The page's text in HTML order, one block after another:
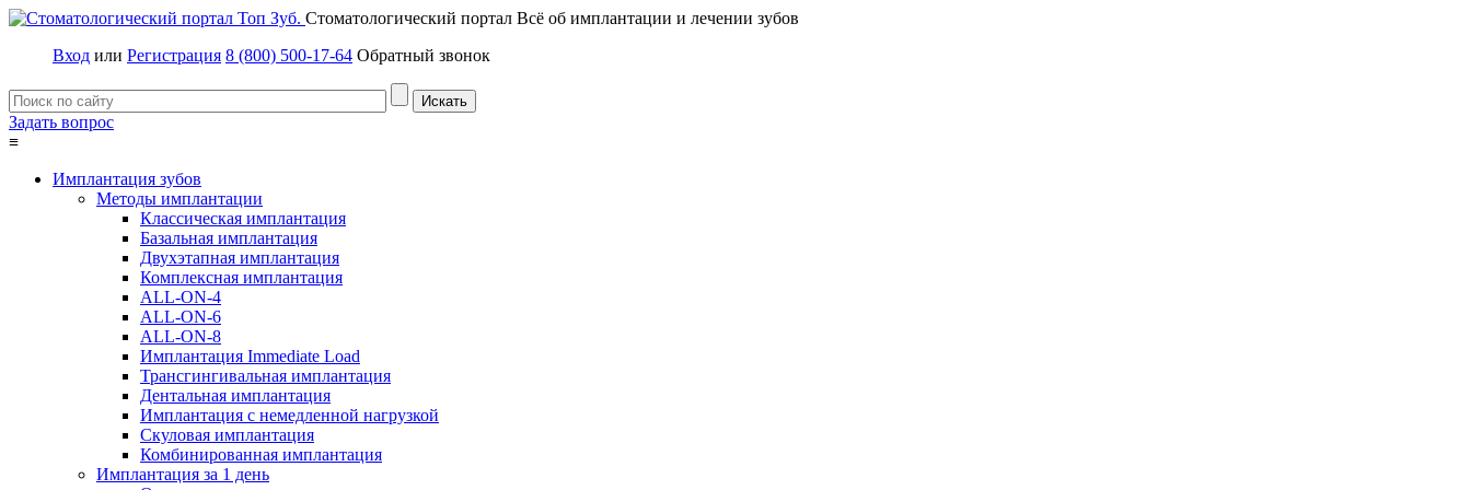
Стоматологический портал Всё об имплантации и лечении зубов
Вход или Регистрация 8 (800) 500-17-64 Обратный звонок
Задать вопрос
≡
Имплантация зубов
Методы имплантации
Классическая имплантация
Базальная имплантация
Двухэтапная имплантация
Комплексная имплантация
ALL-ON-4
ALL-ON-6
ALL-ON-8
Имплантация Immediate Load
Трансгингивальная имплантация
Дентальная имплантация
Имплантация с немедленной нагрузкой
Скуловая имплантация
Комбинированная имплантация
Имплантация за 1 день